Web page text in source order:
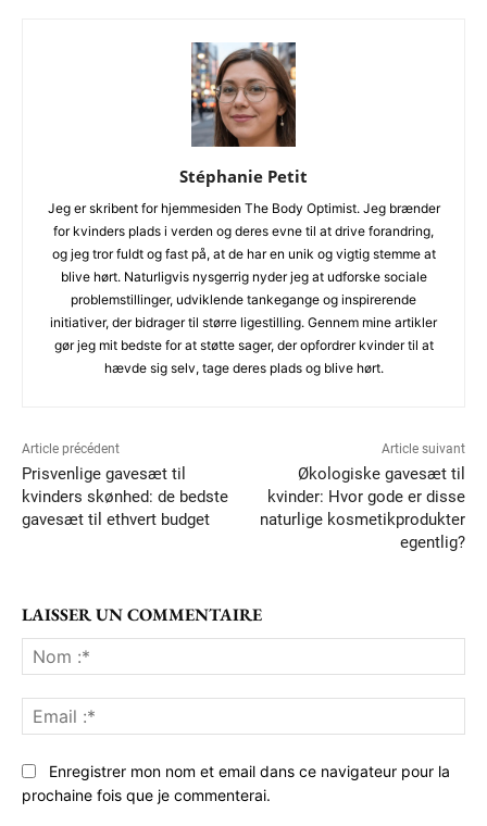
Stéphanie Petit
Jeg er skribent for hjemmesiden The Body Optimist. Jeg brænder
for kvinders plads i verden og deres evne til at drive forandring,
og jeg tror fuldt og fast på, at de har en unik og vigtig stemme at
blive hørt. Naturligvis nysgerrig nyder jeg at udforske sociale
problemstillinger, udviklende tankegange og inspirerende
initiativer, der bidrager til større ligestilling. Gennem mine artikler
gør jeg mit bedste for at støtte sager, der opfordrer kvinder til at
hævde sig selv, tage deres plads og blive hørt.
Article précédent
Prisvenlige gavesæt til
kvinders skønhed: de bedste
gavesæt til ethvert budget
Article suivant
Økologiske gavesæt til
kvinder: Hvor gode er disse
naturlige kosmetikprodukter
egentlig?
LAISSER UN COMMENTAIRE
:*
:*
Enregistrer mon nom et email dans ce navigateur pour la
prochaine fois que je commenterai.